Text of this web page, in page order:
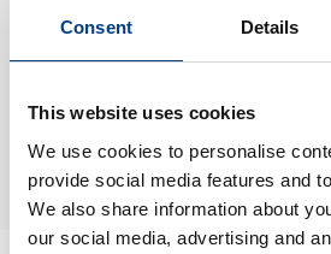
Consent Details
This website uses cookies
We use cookies to personalise
provide social media features and
We also share information about
our social media, advertising and
Programa Quintus Care
prensas alimentarias HPP